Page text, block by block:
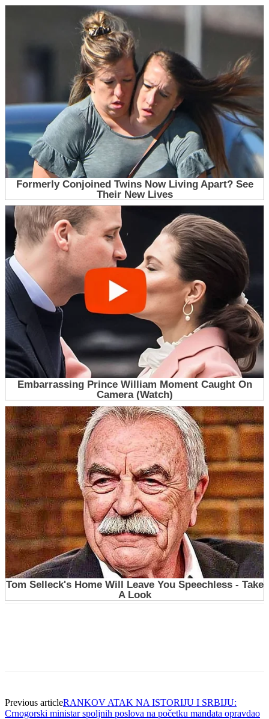
Previous articleRANKOV ATAK NA ISTORIJU I SRBIJU:
Crnogorski ministar spoljnih poslova na početku mandata opravdao